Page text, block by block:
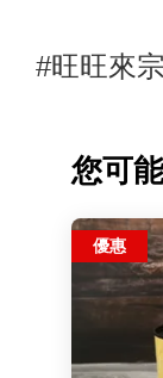
#旺旺來
您可
優惠